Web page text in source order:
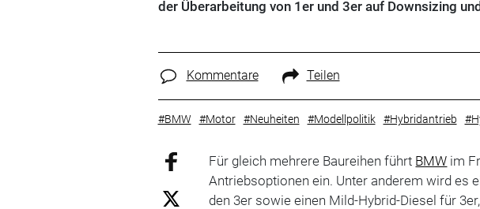
der Überarbeitung von 1er und 3er auf Downsizing
Kommentare Teilen
#BMW #Motor #Neuheiten #Modellpolitik #Hybridantrieb
Für gleich mehrere Baureihen führt BMW im
Antriebsoptionen ein. Unter anderem wird es
den 3er sowie einen Mild-Hybrid-Diesel für